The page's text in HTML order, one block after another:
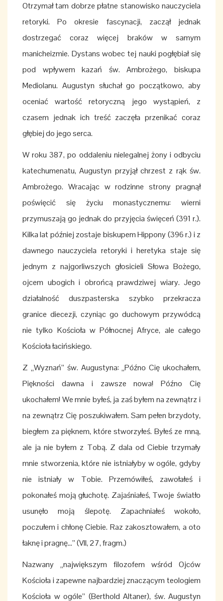
Otrzymał tam dobrze płatne stanowisko nauczyciela
retoryki. Po okresie fascynacji, zaczął jednak
dostrzegać coraz więcej braków w samym
manicheizmie. Dystans wobec tej nauki pogłębiał się
pod wpływem kazań św. Ambrożego, biskupa
Mediolanu. Augustyn słuchał go początkowo, aby
oceniać wartość retoryczną jego wystąpień, z
czasem jednak ich treść zaczęła przenikać coraz
głębiej do jego serca.
W roku 387, po oddaleniu nielegalnej żony i odbyciu
katechumenatu, Augustyn przyjął chrzest z rąk św.
Ambrożego. Wracając w rodzinne strony pragnął
poświęcić się życiu monastycznemu: wierni
przymuszają go jednak do przyjęcia święceń (391 r.).
Kilka lat później zostaje biskupem Hippony (396 r.) i z
dawnego nauczyciela retoryki i heretyka staje się
jednym z najgorliwszych głosicieli Słowa Bożego,
ojcem ubogich i obrońcą prawdziwej wiary. Jego
działalność duszpasterska szybko przekracza
granice diecezji, czyniąc go duchowym przywódcą
nie tylko Kościoła w Północnej Afryce, ale całego
Kościoła łacińskiego.
Z „Wyznań” św. Augustyna: „Późno Cię ukochałem,
Piękności dawna i zawsze nowa! Późno Cię
ukochałem! We mnie byłeś, ja zaś byłem na zewnątrz i
na zewnątrz Cię poszukiwałem. Sam pełen brzydoty,
biegłem za pięknem, które stworzyłeś. Byłeś ze mną,
ale ja nie byłem z Tobą. Z dala od Ciebie trzymały
mnie stworzenia, które nie istniałyby w ogóle, gdyby
nie istniały w Tobie. Przemówiłeś, zawołałeś i
pokonałeś moją głuchotę. Zajaśniałeś, Twoje światło
usunęło moją ślepotę. Zapachniałeś wokoło,
poczułem i chłonę Ciebie. Raz zakosztowałem, a oto
łaknę i pragnę...” (VII, 27, fragm.)
Nazwany „największym filozofem wśród Ojców
Kościoła i zapewne najbardziej znaczącym teologiem
Kościoła w ogóle” (Berthold Altaner), św. Augustyn